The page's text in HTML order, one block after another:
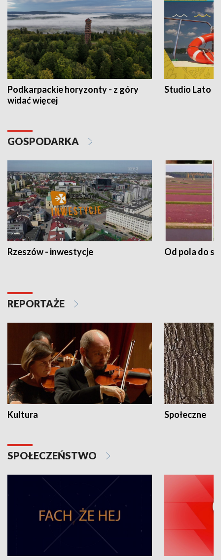
Podkarpackie horyzonty - z góry
widać więcej
Studio Lato
GOSPODARKA
Rzeszów - inwestycje Od pola do
REPORTAŻE
Kultura Społeczne
SPOŁECZEŃSTWO